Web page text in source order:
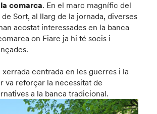
comarca. En el marc magnífic del
Sort, al llarg de la jornada, diverses
acostat interessades en la banca
on Fiare ja hi té socis i
xerrada centrada en les guerres i la
va reforçar la necessitat de
a la banca tradicional.